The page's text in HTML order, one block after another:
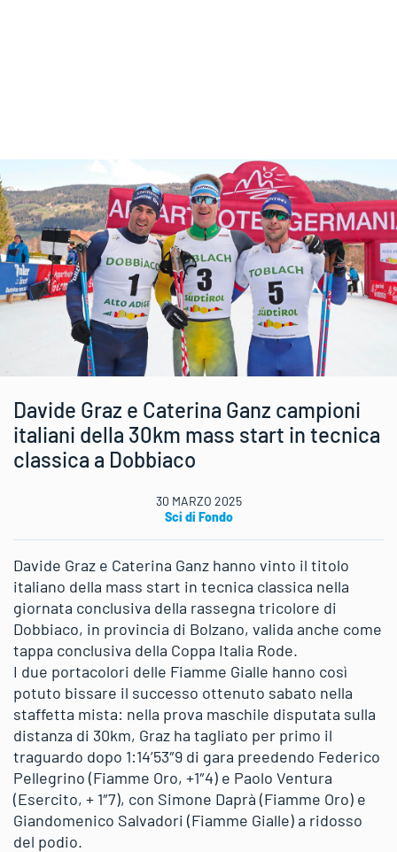
Davide Graz e Caterina Ganz campioni
italiani della 30km mass start in tecnica
classica a Dobbiaco
30 MARZO 2025
Sci di Fondo
Davide Graz e Caterina Ganz hanno vinto il titolo
italiano della mass start in tecnica classica nella
giornata conclusiva della rassegna tricolore di
Dobbiaco, in provincia di Bolzano, valida anche come
tappa conclusiva della Coppa Italia Rode.
I due portacolori delle Fiamme Gialle hanno così
potuto bissare il successo ottenuto sabato nella
staffetta mista: nella prova maschile disputata sulla
distanza di 30km, Graz ha tagliato per primo il
traguardo dopo 1:14’53″9 di gara preedendo Federico
Pellegrino (Fiamme Oro, +1″4) e Paolo Ventura
(Esercito, + 1″7), con Simone Daprà (Fiamme Oro) e
Giandomenico Salvadori (Fiamme Gialle) a ridosso
del podio.